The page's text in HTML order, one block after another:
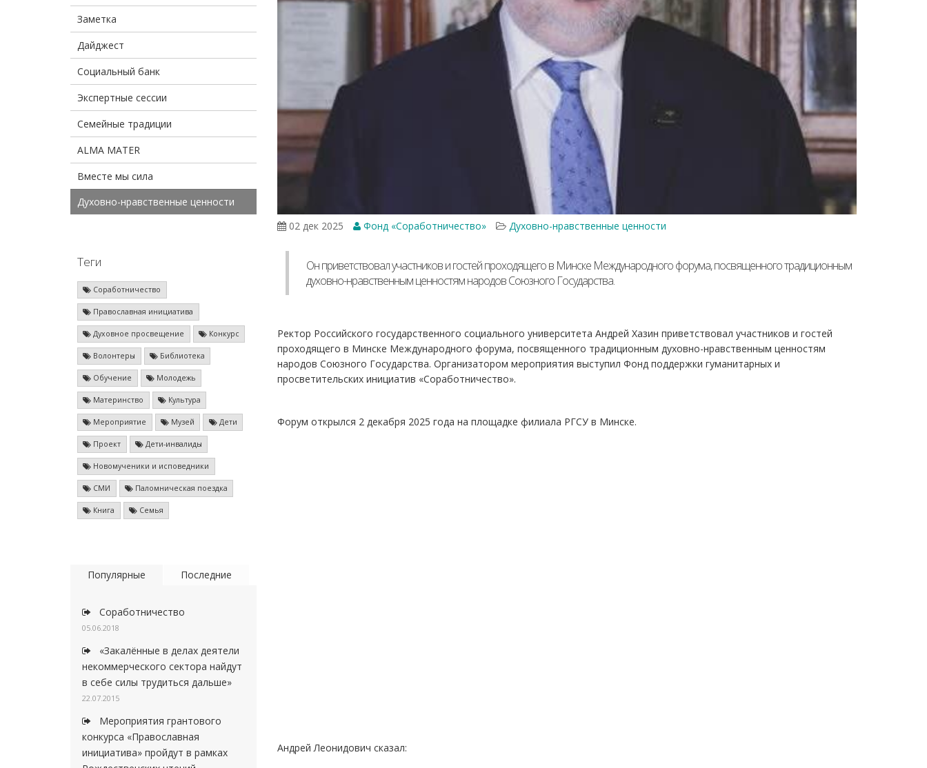
Заметка
Дайджест
Социальный банк
Экспертные сессии
Семейные традиции
ALMA MATER
Вместе мы сила
Духовно-нравственные ценности
Теги
Соработничество
Православная инициатива
Духовное просвещение Конкурс
Волонтеры Библиотека
Обучение Молодежь
Материнство Культура
Мероприятие Музей Дети
Проект Дети-инвалиды
Новомученики и исповедники
СМИ Паломническая поездка
Книга Семья
Популярные Последние
Соработничество
05.06.2018
«Закалённые в делах деятели
некоммерческого сектора найдут
в себе силы трудиться дальше»
22.07.2015
Мероприятия грантового
конкурса «Православная
инициатива» пройдут в рамках
02 дек 2025 Фонд «Соработничество» Духовно-нравственные ценности
Он приветствовал участников и гостей проходящего в Минске Международного форума, посвященного традиционным
духовно-нравственным ценностям народов Союзного Государства.
Ректор Российского государственного социального университета Андрей Хазин приветствовал участников и гостей
проходящего в Минске Международного форума, посвященного традиционным духовно-нравственным ценностям
народов Союзного Государства. Организатором мероприятия выступил Фонд поддержки гуманитарных и
просветительских инициатив «Соработничество».
Форум открылся 2 декабря 2025 года на площадке филиала РГСУ в Минске.
Андрей Леонидович сказал: